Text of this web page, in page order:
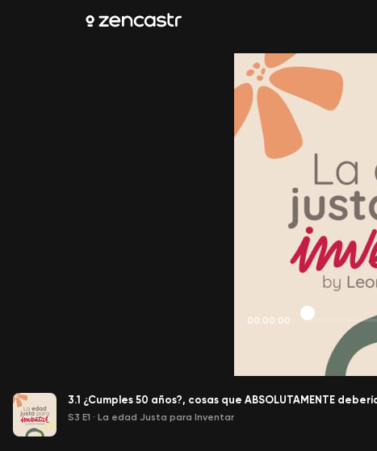
00:00:00
3.1 ¿Cumples 50 años?, cosas que ABSOLUTAMENTE
S3 E1 · La edad Justa para Inventar